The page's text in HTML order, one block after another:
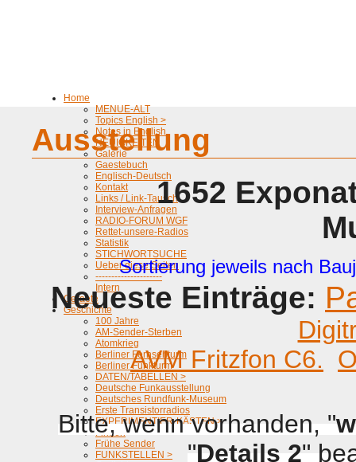
Home
MENUE-ALT
Topics English >
Notes in English
NEUIGKEITEN
Galerie
Gaestebuch
Englisch-Deutsch
Kontakt
Links / Link-Tausch
Interview-Anfragen
RADIO-FORUM WGF
Rettet-unsere-Radios
Statistik
STICHWORTSUCHE
Ueber diese Seiten
---------------------
Intern
Geraete
Geschichte
100 Jahre
AM-Sender-Sterben
Atomkrieg
Berliner Fernsehturm
Berliner Funkturm
DATEN/TABELLEN >
Deutsche Funkausstellung
Deutsches Rundfunk-Museum
Erste Transistorradios
EXPERIMENTIER-KÄSTEN >
Firmen
Frühe Sender
FUNKSTELLEN >
Ausstellung
1652
Sortierung jeweils nach
Neueste Einträge:
AVM Fritzfon C6.
Bitte, wenn vorhanden, "
"Details 2"